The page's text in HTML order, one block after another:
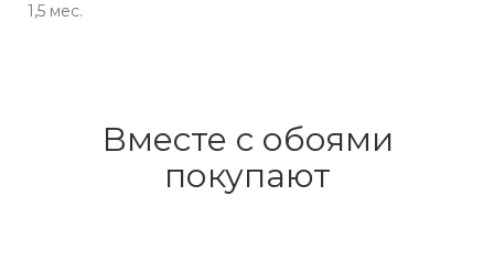
1,5 мес.
Вместе с обоями
покупают